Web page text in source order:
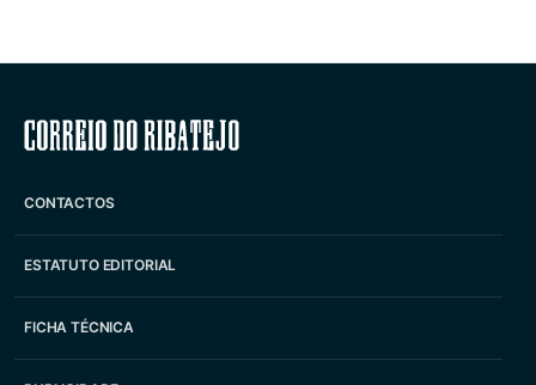
Correio do Ribatejo
CONTACTOS
ESTATUTO EDITORIAL
FICHA TÉCNICA